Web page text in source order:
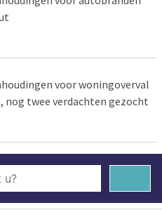
voor woningoverval
nog twee verdachten gezocht